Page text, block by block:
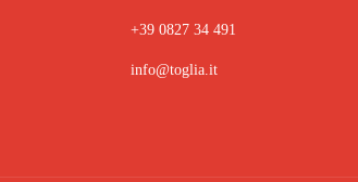
+39 0827 34 491
info@toglia.it